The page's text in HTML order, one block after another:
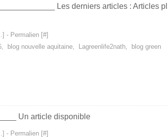
Les derniers articles : Articles pl
] - Permalien [#]
, blog nouvelle aquitaine, Lagreenlife2nath,
blog green
Un article disponible
] - Permalien [#]